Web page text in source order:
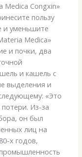
Congxin»
пользу
и уменьшите
Medica»
и почки, два
и кашель с
выделения и
«Это
Из-за
он был
лиц на
х годов,